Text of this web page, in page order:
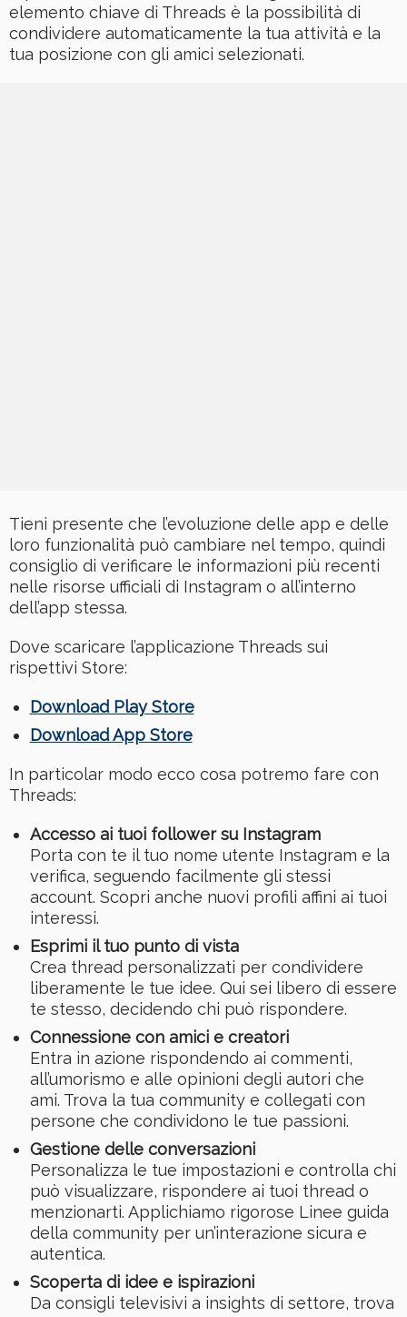
elemento chiave di Threads è la possibilità di
condividere automaticamente la tua attività e la
tua posizione con gli amici selezionati.
Tieni presente che l’evoluzione delle app e delle
loro funzionalità può cambiare nel tempo, quindi
consiglio di verificare le informazioni più recenti
nelle risorse ufficiali di Instagram o all’interno
dell’app stessa.
Dove scaricare l’applicazione Threads sui
rispettivi Store:
Download Play Store
Download App Store
In particolar modo ecco cosa potremo fare con
Threads:
Accesso ai tuoi follower su Instagram
Porta con te il tuo nome utente Instagram e la
verifica, seguendo facilmente gli stessi
account. Scopri anche nuovi profili affini ai tuoi
interessi.
Esprimi il tuo punto di vista
Crea thread personalizzati per condividere
liberamente le tue idee. Qui sei libero di essere
te stesso, decidendo chi può rispondere.
Connessione con amici e creatori
Entra in azione rispondendo ai commenti,
all’umorismo e alle opinioni degli autori che
ami. Trova la tua community e collegati con
persone che condividono le tue passioni.
Gestione delle conversazioni
Personalizza le tue impostazioni e controlla chi
può visualizzare, rispondere ai tuoi thread o
menzionarti. Applichiamo rigorose Linee guida
della community per un’interazione sicura e
autentica.
Scoperta di idee e ispirazioni
Da consigli televisivi a insights di settore, trova